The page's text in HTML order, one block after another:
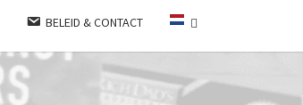
BELEID & CONTACT